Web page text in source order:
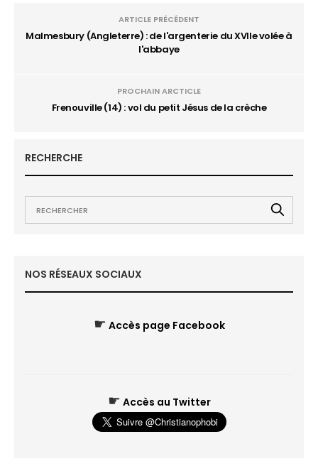
ARTICLE PRÉCÉDENT
Malmesbury (Angleterre) : de l'argenterie du XVIIe volée à
l'abbaye
PROCHAIN ARCTICLE
Frenouville (14) : vol du petit Jésus de la crèche
RECHERCHE
NOS RÉSEAUX SOCIAUX
☛ Accès page Facebook
☛ Accès au Twitter